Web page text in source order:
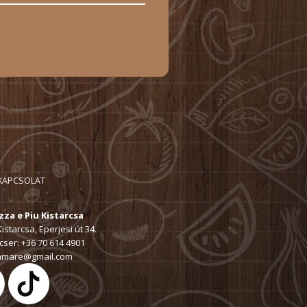
e Piu Kistarcsa
Eperjesi út 34.
+36 70 614 4901